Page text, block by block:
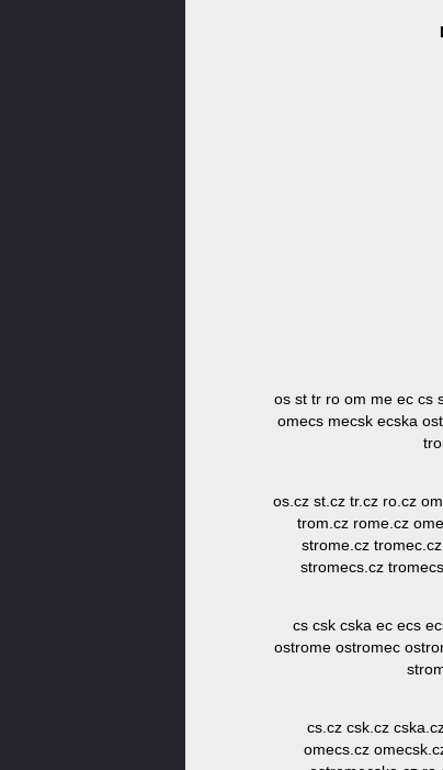
os st tr ro om me ec cs
omecs mecsk ecska
os.cz st.cz tr.cz ro.cz
trom.cz rome.cz
strome.cz
stromecs.cz
cs csk cska ec ecs
ostrome ostromec
cs.cz csk.cz
omecs.cz